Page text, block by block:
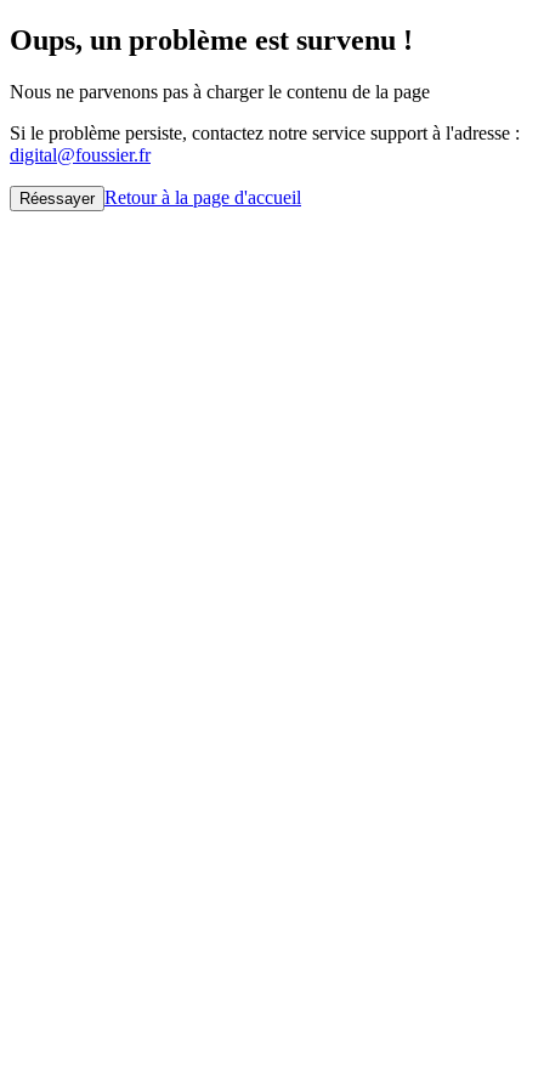
Oups, un problème est survenu !
Nous ne parvenons pas à charger le contenu de la page
Si le problème persiste, contactez notre service support à l'adresse :
digital@foussier.fr
Réessayer Retour à la page d'accueil